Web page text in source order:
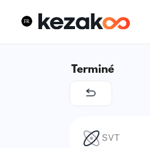
Terminé
SVT